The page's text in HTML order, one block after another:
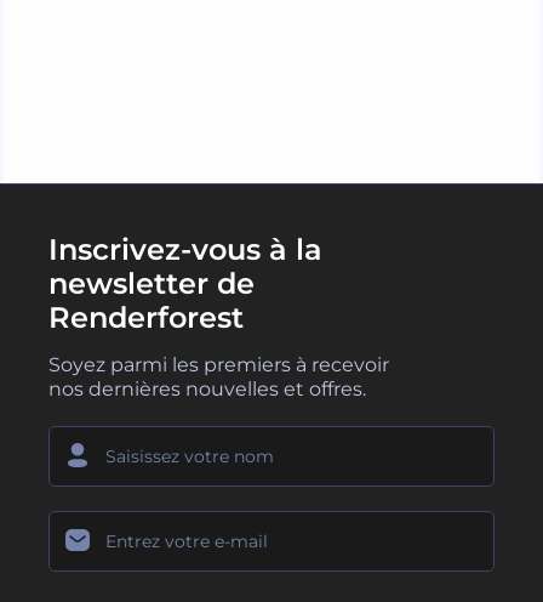
Inscrivez-vous à la
newsletter de
Renderforest
Soyez parmi les premiers à recevoir
nos dernières nouvelles et offres.